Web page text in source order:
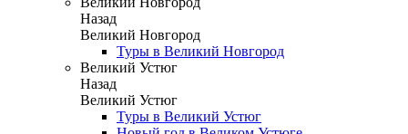
Назад
Великий Новгород
Туры в Великий Новгород
Великий Устюг
Назад
Великий Устюг
Туры в Великий Устюг